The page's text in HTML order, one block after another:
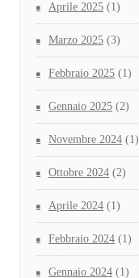
Aprile 2025 (1)
Marzo 2025 (3)
Febbraio 2025 (1)
Gennaio 2025 (2)
Novembre 2024 (1)
Ottobre 2024 (2)
Aprile 2024 (1)
Febbraio 2024 (1)
Gennaio 2024 (1)